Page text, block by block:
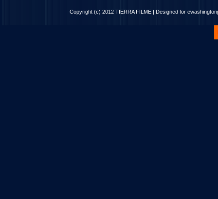
Copyright (c) 2012 TIERRA FILME | Designed for